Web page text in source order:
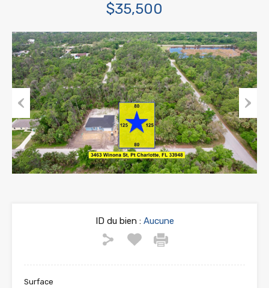
$35,500
Previous Next
ID du bien :Aucune
Surface